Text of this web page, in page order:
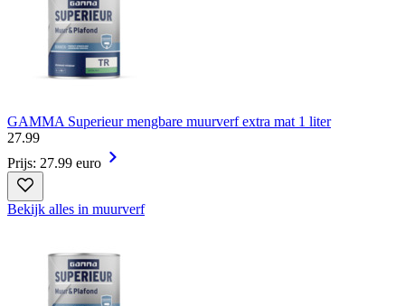
GAMMA Superieur mengbare muurverf extra mat 1 liter
27.99
Prijs: 27.99 euro
Bekijk alles in muurverf